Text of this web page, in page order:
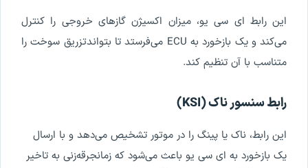
این رابط ای سی یو،میزان اکسیژن گازهای خروجی را کنترل
میکند و یک بازخورد به ECU میفرستد تا بتواندتزریق سوخت را
متناسب با آن تنظیم کند.
رابطسنسورناک(
KSI
)
این رابط، ناک یا پینگ را در موتور تشخیص میدهد و با ارسال
یک بازخورد به ای سی یو باعث میشود که زمانجرقهزنی به تاخیر